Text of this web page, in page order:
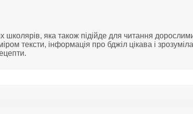
яка також підійде для читання
тексти, інформація про бджіл цікава і